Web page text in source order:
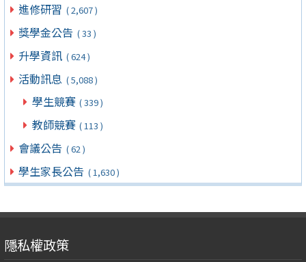
進修研習 ( 2,607 )
獎學金公告 ( 33 )
升學資訊 ( 624 )
活動訊息 ( 5,088 )
學生競賽 ( 339 )
教師競賽 ( 113 )
會議公告 ( 62 )
學生家長公告 ( 1,630 )
隱私權政策